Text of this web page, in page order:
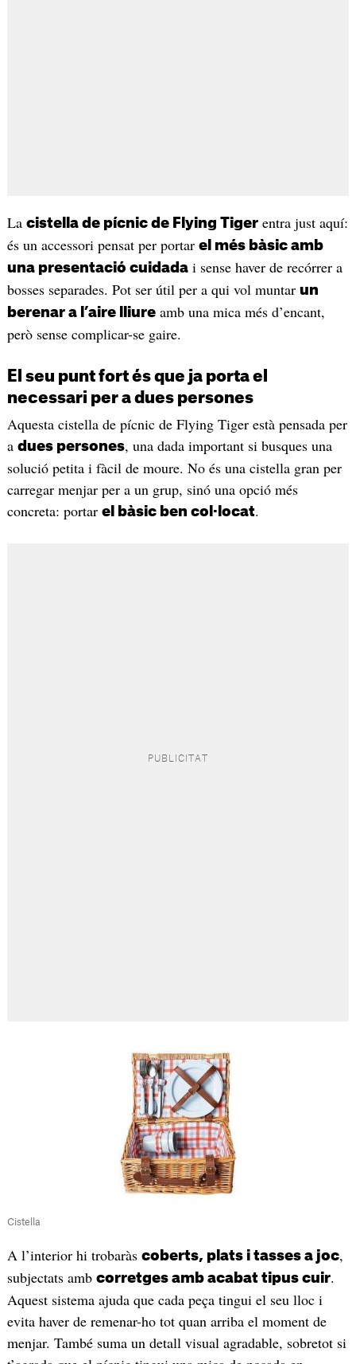
La cistella de pícnic de Flying Tigerentra just aquí:
és un accessori pensat per portar el més bàsic amb
una presentació cuidadai sense haver de recórrer a
bosses separades. Pot ser útil per a qui vol muntar un
berenar a l’aire lliureamb una mica més d’encant,
però sense complicar-se gaire.
El seu punt fort és que ja porta el
necessari per a dues persones
Aquesta cistella de pícnic de Flying Tiger està pensada per
a dues persones, una dada important si busques una
solució petita i fàcil de moure. No és una cistella gran per
carregar menjar per a un grup, sinó una opció més
concreta: portar el bàsic ben col·locat.
Cistella
A l’interior hi trobaràs coberts, plats i tasses a joc,
subjectats amb corretges amb acabat tipus cuir.
Aquest sistema ajuda que cada peça tingui el seu lloc i
evita haver de remenar-ho tot quan arriba el moment de
menjar. També suma un detall visual agradable, sobretot si